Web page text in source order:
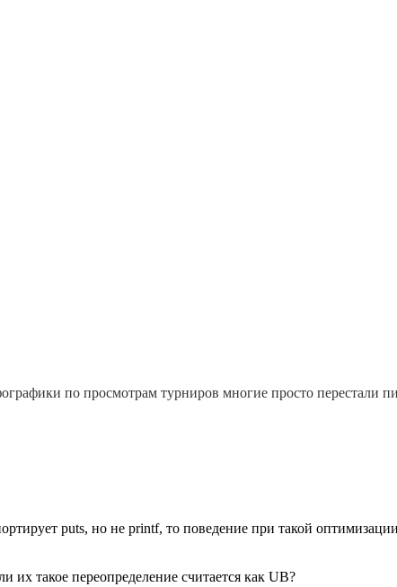
по просмотрам турниров многие просто перестали
puts, но не printf, то поведение при такой
такое переопределение считается как UB?